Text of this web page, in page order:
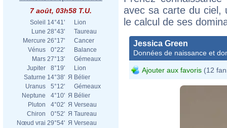
7 août, 03h58 T.U.
Soleil 14°41'
Lion
Lune 28°43'
Taureau
Mercure 26°17'
Cancer
Vénus
0°22'
Balance
Mars 27°13'
Gémeaux
Jupiter
8°19'
Lion
Saturne 14°38' Я Bélier
Uranus
5°12'
Gémeaux
Neptune
4°10' Я Bélier
Pluton
4°02' Я Verseau
Chiron
0°52' Я Taureau
Nœud vrai 29°54' Я Verseau
avec sa carte du ciel,
le calcul de ses
Jessica Green
Données de naissance et
Ajouter aux favoris (12